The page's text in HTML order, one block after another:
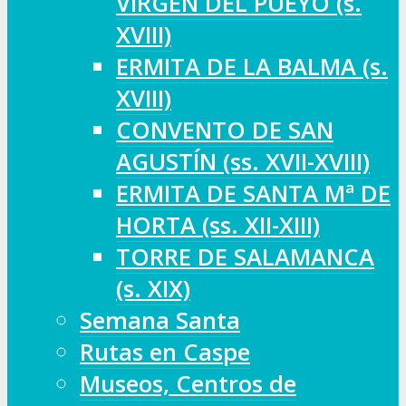
XVIII)
ERMITA DE LA BALMA (s.
XVIII)
CONVENTO DE SAN
AGUSTÍN (ss. XVII-XVIII)
ERMITA DE SANTA Mª DE
HORTA (ss. XII-XIII)
TORRE DE SALAMANCA
(s. XIX)
Semana Santa
Rutas en Caspe
Museos, Centros de